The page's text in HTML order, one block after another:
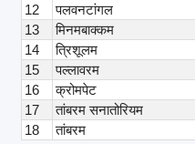
12
पलवनटांगल
13
मिनमबाक्कम
14
त्रिशूलम
15
पल्लावरम
16
क्रोमपेट
17
तांबरम सनातोरियम
18
तांबरम